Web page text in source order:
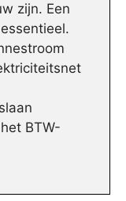
zijn. Een
BTW-